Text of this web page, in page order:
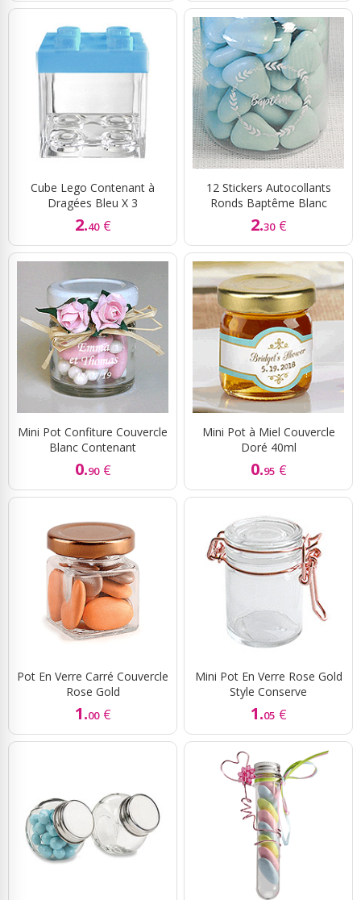
Cube Lego Contenant à
Dragées Bleu X 3
2.40 €
12 Stickers Autocollants
Ronds Baptême Blanc
2.30 €
Mini Pot Confiture Couvercle
Blanc Contenant
0.90 €
Mini Pot à Miel Couvercle
Doré 40ml
0.95 €
Pot En Verre Carré Couvercle
Rose Gold
1.00 €
Mini Pot En Verre Rose Gold
Style Conserve
1.05 €